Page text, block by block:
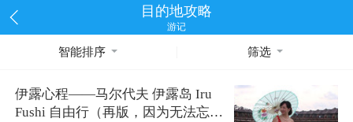
目的地攻略
游记
智能排序 筛选
伊露心程——马尔代夫 伊露岛 Iru
Fushi 自由行（再版，因为无法忘却